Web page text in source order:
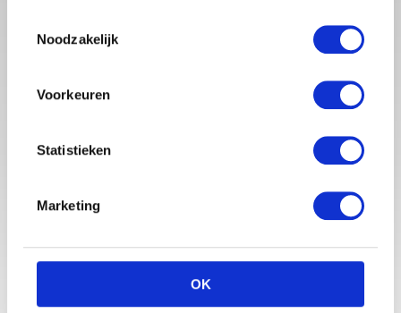
Noodzakelijk
Voorkeuren
Statistieken
Marketing
OK
jonge moeders. Een online ontmoetingsplek vol
inspirerende blogs en handige artikelen op het gebied van
fashion. Babystraatje.nl, het leukste online (winkel)straatje
voor jou en je kleintje.